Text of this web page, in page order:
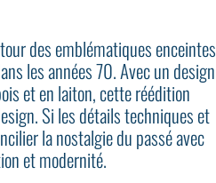
des emblématiques enceintes
les années 70. Avec un design
et en laiton, cette réédition
Si les détails techniques et
la nostalgie du passé avec
et modernité.